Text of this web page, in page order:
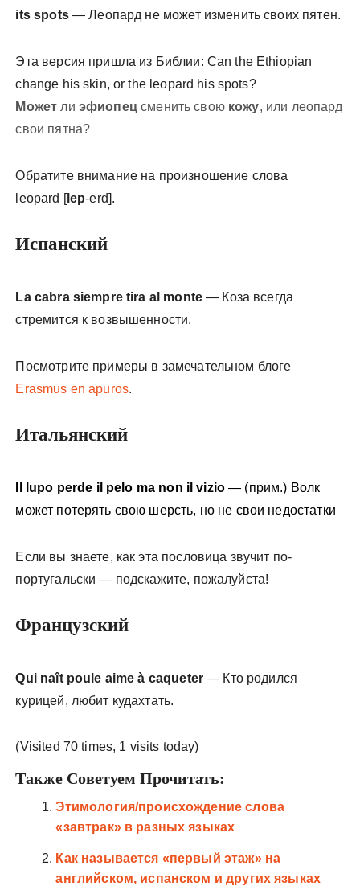
its spots— Леопард не может изменить своих пятен.
Эта версия пришла из Библии: Can the Ethiopian
change his skin, or the leopard his spots?
Может ли эфиопецсменить свою кожу, или леопард
свои пятна?
Обратите внимание на произношение слова
leopard [lep-erd].
Испанский
La cabra siempre tira al monte— Коза всегда
стремится к возвышенности.
Посмотрите примеры в замечательном блоге
Erasmus en apuros.
Итальянский
Il lupo perde il pelo ma non il vizio — (прим.) Волк
может потерять свою шерсть, но не свои недостатки
Если вы знаете, как эта пословица звучит по-
португальски — подскажите, пожалуйста!
Французский
Qui naît poule aime à caqueter— Кто родился
курицей, любит кудахтать.
(Visited 70 times, 1 visits today)
Также Советуем Прочитать:
Этимология/происхождение слова
«завтрак» в разных языках
Как называется «первый этаж» на
английском, испанском и других языках